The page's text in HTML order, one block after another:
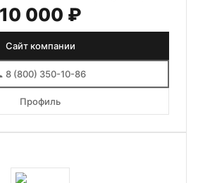
условий, получе...
10 000 ₽
Сайт компании
8 (800) 350-10-86
Профиль